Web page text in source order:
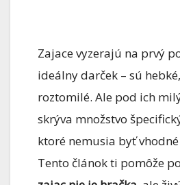
Zajace vyzerajú na prvý
ideálny darček – sú
roztomilé. Ale pod ich
skrýva množstvo
ktoré nemusia byť
Tento článok ti pomôže